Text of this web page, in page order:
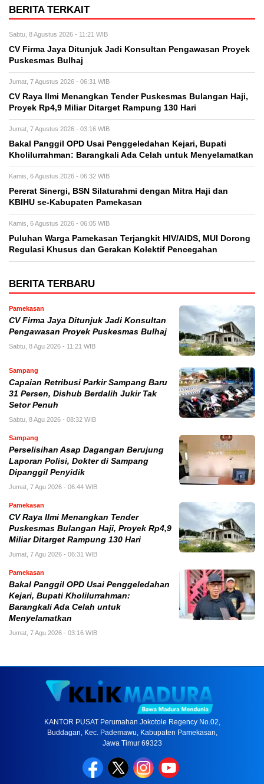
BERITA TERKAIT
Sabtu, 8 Agustus 2026 - 11:21 WIB
CV Firma Jaya Ditunjuk Jadi Konsultan Pengawasan Proyek
Puskesmas Bulhaj
Jumat, 7 Agustus 2026 - 06:31 WIB
CV Raya Ilmi Menangkan Tender Puskesmas Bulangan Haji,
Proyek Rp4,9 Miliar Ditarget Rampung 130 Hari
Jumat, 7 Agustus 2026 - 03:16 WIB
Bakal Panggil OPD Usai Penggeledahan Kejari, Bupati
Kholilurrahman: Barangkali Ada Celah untuk Menyelamatkan
Kamis, 6 Agustus 2026 - 06:32 WIB
Pererat Sinergi, BSN Silaturahmi dengan Mitra Haji dan
KBIHU se-Kabupaten Pamekasan
Kamis, 6 Agustus 2026 - 06:05 WIB
Puluhan Warga Pamekasan Terjangkit HIV/AIDS, MUI Dorong
Regulasi Khusus dan Gerakan Kolektif Pencegahan
BERITA TERBARU
Pamekasan
CV Firma Jaya Ditunjuk Jadi Konsultan
Pengawasan Proyek Puskesmas Bulhaj
Sabtu, 8 Agu 2026 - 11:21 WIB
Sampang
Capaian Retribusi Parkir Sampang Baru
31 Persen, Dishub Berdalih Jukir Tak
Setor Penuh
Sabtu, 8 Agu 2026 - 08:32 WIB
Sampang
Perselisihan Asap Dagangan Berujung
Laporan Polisi, Dokter di Sampang
Dipanggil Penyidik
Jumat, 7 Agu 2026 - 06:44 WIB
Pamekasan
CV Raya Ilmi Menangkan Tender
Puskesmas Bulangan Haji, Proyek Rp4,9
Miliar Ditarget Rampung 130 Hari
Jumat, 7 Agu 2026 - 06:31 WIB
Pamekasan
Bakal Panggil OPD Usai Penggeledahan
Kejari, Bupati Kholilurrahman:
Barangkali Ada Celah untuk
Menyelamatkan
Jumat, 7 Agu 2026 - 03:16 WIB
KANTOR PUSAT Perumahan Jokotole Regency No.02,
Buddagan, Kec. Pademawu, Kabupaten Pamekasan,
Jawa Timur 69323